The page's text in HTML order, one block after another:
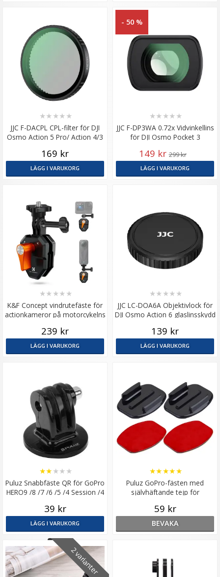
JJC F-DACPL CPL-filter för DJI
Osmo Action 5 Pro/ Action 4/3
★★ ★★ ★
169 kr
LÄGG I VARUKORG
- 50 %
JJC F-DP3WA 0.72x Vidvinkellins
för DJI Osmo Pocket 3
★★ ★★ ★
149 kr 299 kr
LÄGG I VARUKORG
K&F Concept vindrutefäste för
actionkameror på motorcykelns
★★ ★★ ★
239 kr
LÄGG I VARUKORG
JJC LC-DOA6A Objektivlock för
DJI Osmo Action 6 glaslinsskydd
★★ ★★ ★
139 kr
LÄGG I VARUKORG
Puluz Snabbfäste QR för GoPro
HERO9 /8 /7 /6 /5 /4 Session /4
★★ ★★ ★
39 kr
LÄGG I VARUKORG
Puluz GoPro-fästen med
självhäftande tejp för
★★★★★
59 kr
BEVAKA
2 varianter